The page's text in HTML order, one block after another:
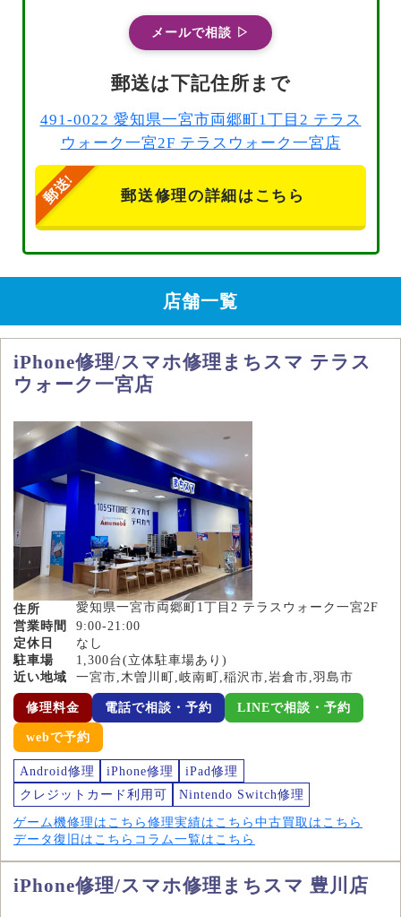
メールで相談 ▷
郵送は下記住所まで
491-0022 愛知県一宮市両郷町1丁目2 テラス
ウォーク一宮2F テラスウォーク一宮店
郵送修理の詳細はこちら
店舗一覧
iPhone修理/スマホ修理まちスマ テラス
ウォーク一宮店
住所
愛知県一宮市両郷町1丁目2 テラスウォーク一宮2F
営業時間
9:00-21:00
定休日
なし
駐車場
1,300台(立体駐車場あり)
近い地域
一宮市,木曽川町,岐南町,稲沢市,岩倉市,羽島市
修理料金 電話で相談・予約 LINEで相談・予約
webで予約
Android修理 iPhone修理
iPad修理
クレジットカード利用可
Nintendo Switch修理
ゲーム機修理はこちら 修理実績はこちら 中古買取はこちら
データ復旧はこちら コラム一覧はこちら
iPhone修理/スマホ修理まちスマ 豊川店